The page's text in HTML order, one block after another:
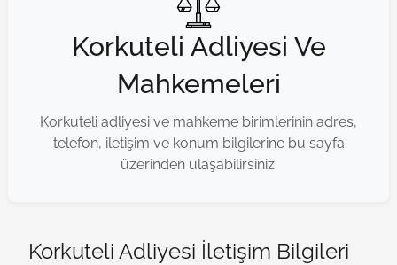
Korkuteli Adliyesi Ve
Mahkemeleri
Korkuteli adliyesi ve mahkeme birimlerinin adres,
telefon, iletişim ve konum bilgilerine bu sayfa
üzerinden ulaşabilirsiniz.
Korkuteli Adliyesi İletişim Bilgileri